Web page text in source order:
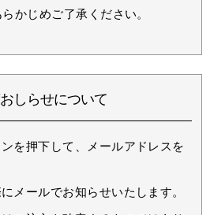
かじめご了承ください。
しらせについて
を押下して、メールアドレスを
メールでお知らせいたします。